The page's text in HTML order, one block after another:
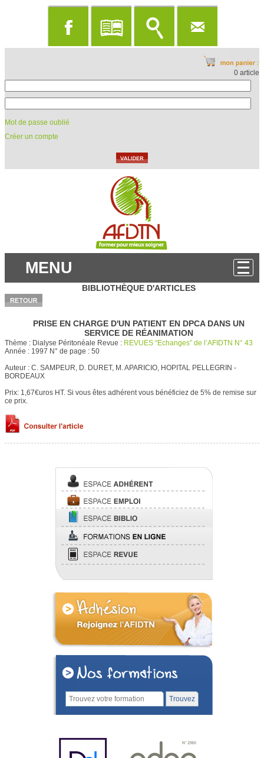
0 article
Mot de passe oublié
Créer un compte
MENU
BIBLIOTHÈQUE D'ARTICLES
PRISE EN CHARGE D'UN PATIENT EN DPCA DANS UN
SERVICE DE RÉANIMATION
Thème : Dialyse Péritonéale Revue : REVUES “Echanges” de l’AFIDTN N° 43
Année : 1997 N° de page : 50
Auteur : C. SAMPEUR, D. DURET, M. APARICIO, HOPITAL PELLEGRIN -
BORDEAUX
Prix: 1,67€uros HT. Si vous êtes adhérent vous bénéficiez de 5% de remise sur
ce prix.